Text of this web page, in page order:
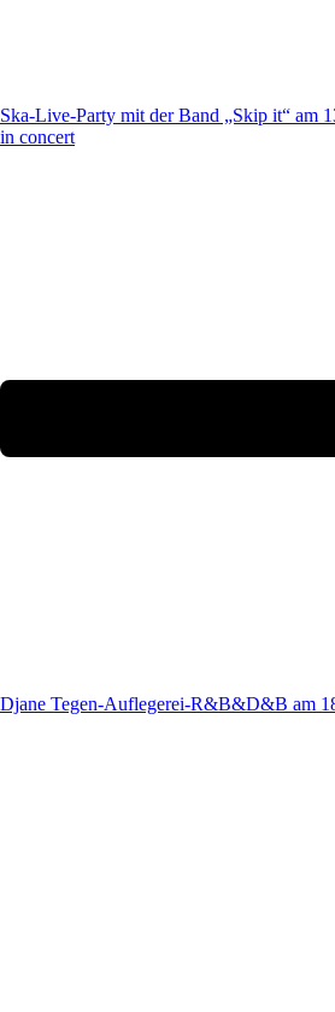
Ska-Live-Party mit der Band „Skip it“ am
in concert
Djane Tegen-Auflegerei-R&B&D&B am